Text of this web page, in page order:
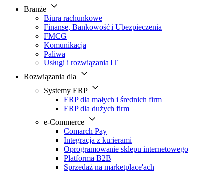
Branże
Biura rachunkowe
Finanse, Bankowość i Ubezpieczenia
FMCG
Komunikacja
Paliwa
Usługi i rozwiązania IT
Rozwiązania dla
Systemy ERP
ERP dla małych i średnich firm
ERP dla dużych firm
e-Commerce
Comarch Pay
Integracja z kurierami
Oprogramowanie sklepu internetowego
Platforma B2B
Sprzedaż na marketplace'ach